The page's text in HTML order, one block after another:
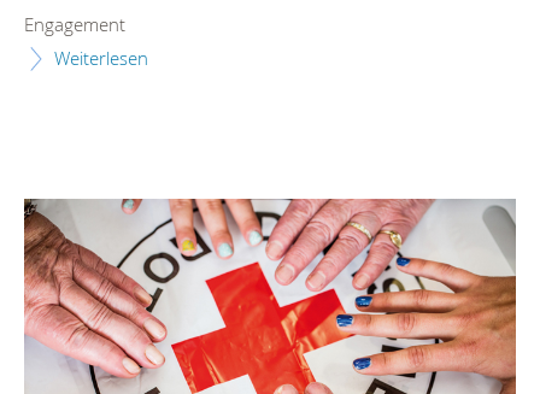
Engagement
Weiterlesen